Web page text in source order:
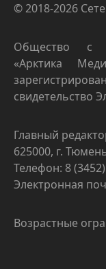
© 2018-2026
Общество с
«Арктика
свидетельство
Главный
625000, г.
Телефон: 8
Электронная
Возрастные